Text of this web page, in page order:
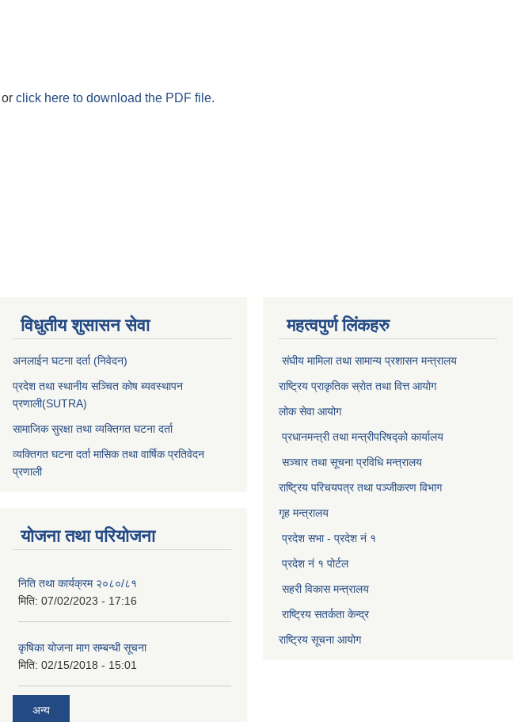
or click here to download the PDF file.
विधुतीय शुसासन सेवा
अनलाईन घटना दर्ता (निवेदन)
प्रदेश तथा स्थानीय सञ्चित कोष ब्यवस्थापन
प्रणाली(SUTRA)
सामाजिक सुरक्षा तथा व्यक्तिगत घटना दर्ता
व्यक्तिगत घटना दर्ता मासिक तथा वार्षिक प्रतिवेदन
प्रणाली
योजना तथा परियोजना
निति तथा कार्यक्रम २०८०/८१
मिति: 07/02/2023 - 17:16
कृषिका योजना माग सम्बन्धी सूचना
मिति: 02/15/2018 - 15:01
अन्य
महत्वपुर्ण लिंकहरु
संघीय मामिला तथा सामान्य प्रशासन मन्त्रालय
राष्ट्रिय प्राकृतिक स्राेत तथा वित्त आयोग
लोक सेवा आयोग
प्रधानमन्त्री तथा मन्त्रीपरिषद्को कार्यालय
सञ्‍चार तथा सूचना प्रविधि मन्त्रालय
राष्ट्रिय परिचयपत्र तथा पञ्जीकरण विभाग​
गृह मन्त्रालय
प्रदेश सभा - प्रदेश नं १
प्रदेश नं १ पोर्टल
सहरी विकास मन्त्रालय
राष्ट्रिय सतर्कता केन्द्र
राष्ट्रिय सूचना आयोग